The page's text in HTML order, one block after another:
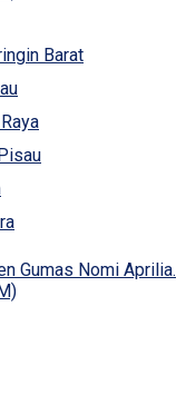
Barat
Gumas Nomi Aprilia.